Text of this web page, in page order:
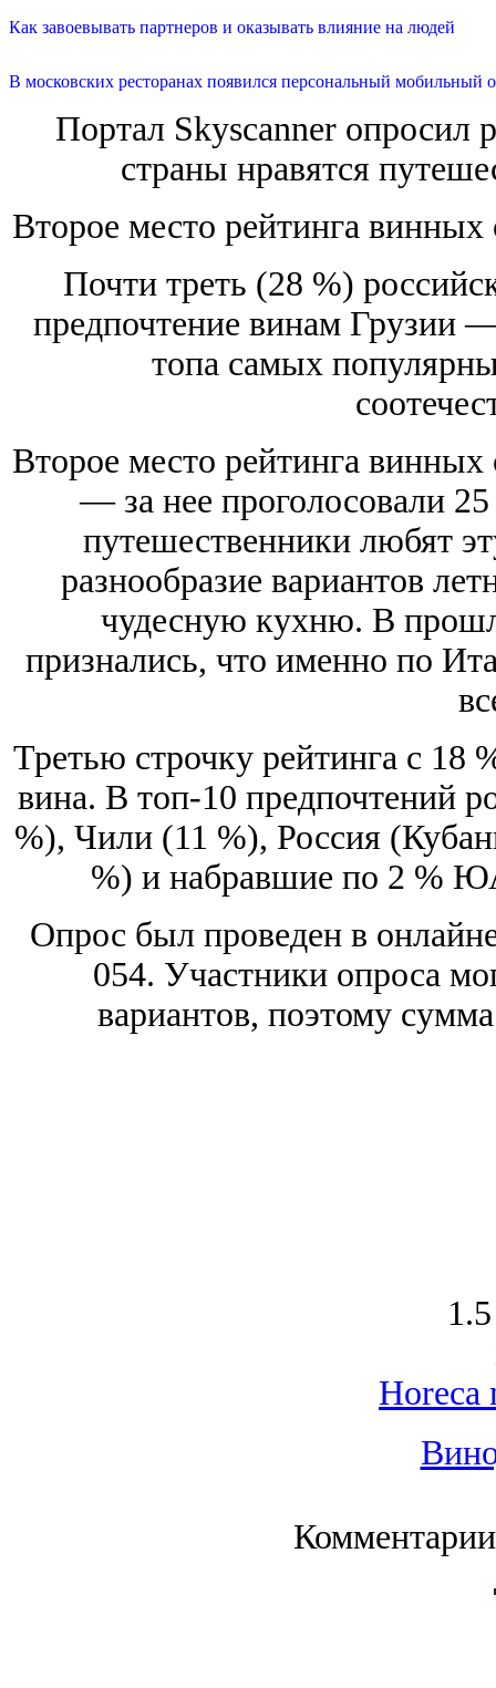
Как завоевывать партнеров и оказывать влияние на людей
В московских ресторанах появился персональный мобильный
Портал Skyscanner опросил
страны нравятся
Второе место рейтинга
Почти треть (28 %)
предпочтение винам Грузии
топа самых
Второе место рейтинга
— за нее проголосовали
путешественники любят
разнообразие вариантов
чудесную кухню. В
признались, что именно по
Третью строчку рейтинга с 18
вина. В топ-10 предпочтений
%), Чили (11 %), Россия
%) и набравшие по 2 %
Опрос был проведен в
054. Участники опроса
вариантов, поэтому
Horeca